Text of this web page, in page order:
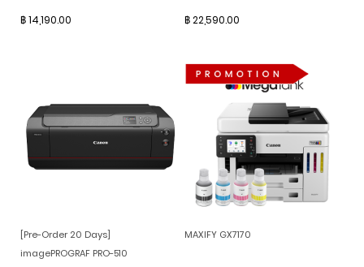
฿ 14,190.00 ฿ 22,590.00
[Pre-Order 20 Days]
imagePROGRAF PRO-510
MAXIFY GX7170